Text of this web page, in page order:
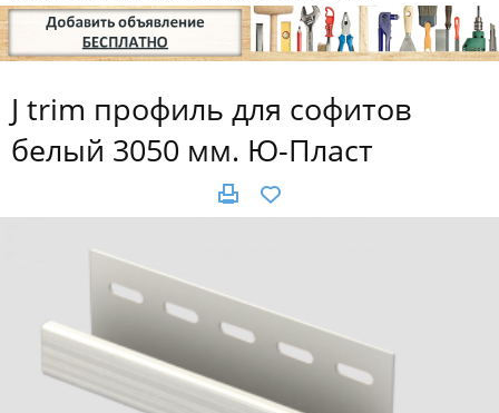
J trim профиль для софитов
белый 3050 мм. Ю-Пласт